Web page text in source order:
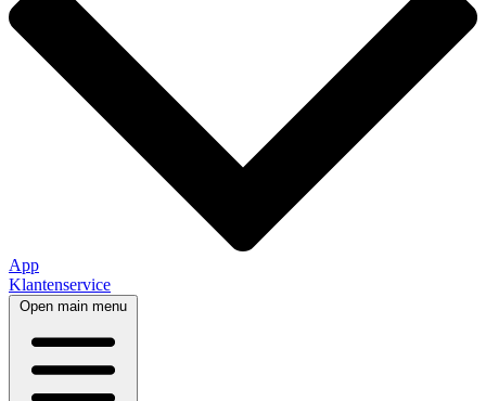
App
Klantenservice
Open main menu